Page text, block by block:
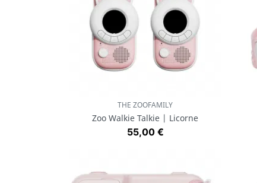
 Aperçu rapide
THE ZOOFAMILY
Zoo Walkie Talkie | Licorne
Prix
55,00 €